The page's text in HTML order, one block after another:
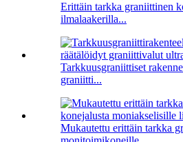
Erittäin tarkka graniittinen
ilmalaakerilla...
Tarkkuusgraniittiset
graniitti...
Mukautettu erittäin tarkka